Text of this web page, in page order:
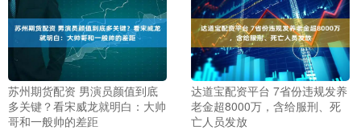
苏州期货配资 男演员颜值到底
多关键？看宋威龙就明白：大帅
哥和一般帅的差距
达道宝配资平台 7省份违规发养
老金超8000万，含给服刑、死
亡人员发放